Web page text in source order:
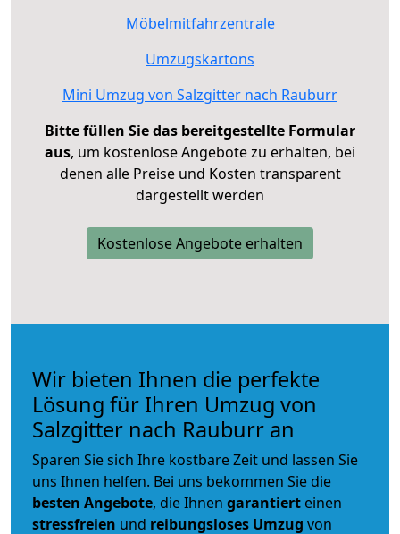
Möbelmitfahrzentrale
Umzugskartons
Mini Umzug von Salzgitter nach Rauburr
Bitte füllen Sie das bereitgestellte Formular
aus, um kostenlose Angebote zu erhalten, bei
denen alle Preise und Kosten transparent
dargestellt werden
Kostenlose Angebote erhalten
Wir bieten Ihnen die perfekte
Lösung für Ihren Umzug von
Salzgitter nach Rauburr an
Sparen Sie sich Ihre kostbare Zeit und lassen Sie
uns Ihnen helfen. Bei uns bekommen Sie die
besten Angebote, die Ihnen garantiert einen
stressfreien und reibungsloses Umzug von